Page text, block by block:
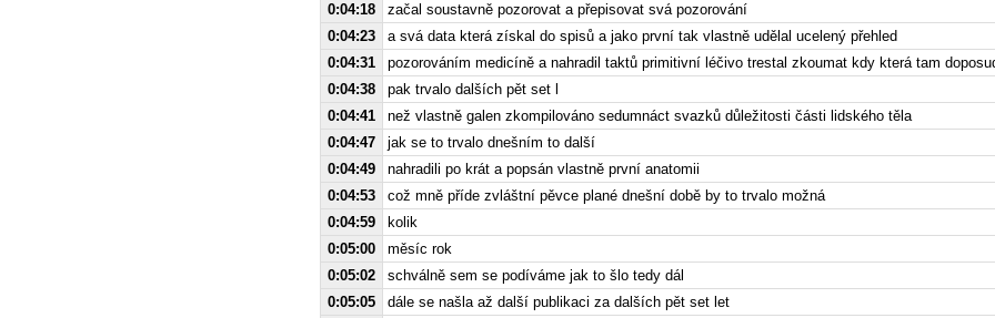
0:04:18
začal soustavně pozorovat a přepisovat svá pozorování
0:04:23
a svá data která získal do spisů a jako první tak vlastně udělal ucelený přehled
0:04:31
pozorováním medicíně a nahradil taktů primitivní léčivo trestal zkoumat kdy která tam
0:04:38
pak trvalo dalších pět set l
0:04:41
než vlastně galen zkompilováno sedumnáct svazků důležitosti části lidského těla
0:04:47
jak se to trvalo dnešním to další
0:04:49
nahradili po krát a popsán vlastně první anatomii
0:04:53
což mně příde zvláštní pěvce plané dnešní době by to trvalo možná
0:04:59
kolik
0:05:00
měsíc rok
0:05:02
schválně sem se podíváme jak to šlo tedy dál
0:05:05
dále se našla až další publikaci za dalších pět set let